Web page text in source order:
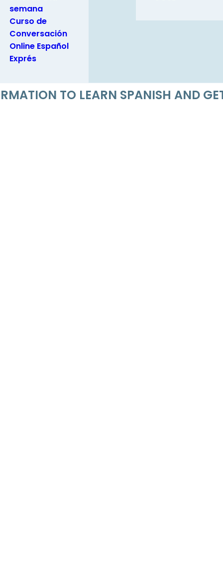
semana
Curso de
Conversación
Online Español
Exprés
TO LEARN SPANISH AND